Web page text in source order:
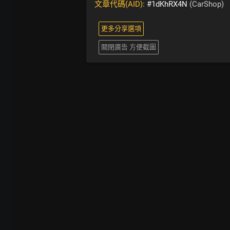
文章代碼(AID): #1dKhRX4N (CarShop)
更多分享選項
關閉廣告 方便截圖